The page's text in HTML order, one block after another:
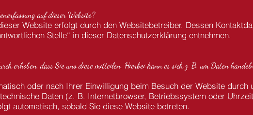
auf dieser Website?
Website erfolgt durch den Websitebetreiber. Dessen
Stelle“ in dieser Datenschutzerklärung entnehmen.
erhoben, dass Sie uns diese mitteilen. Hierbei kann es sich z. B. um Daten
oder nach Ihrer Einwilligung beim Besuch der Website durch
Daten (z. B. Internetbrowser, Betriebssystem oder
automatisch, sobald Sie diese Website betreten.